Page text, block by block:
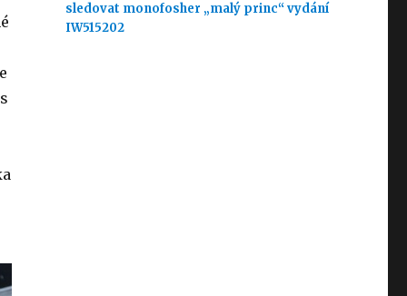
sledovat monofosher „malý princ“ vydání
IW515202